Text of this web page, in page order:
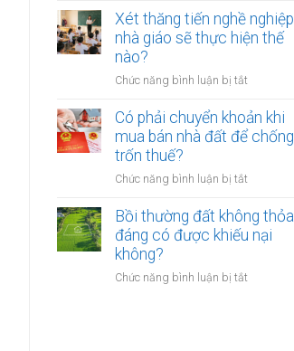
dữ
liệu
khách
hàng
như
sang
tên
Sổ
có
xây
nhà
Xét thăng tiến nghề nghiệp
nhà giáo sẽ thực hiện thế
nào?
Chức năng bình luận bị tắt
thăng
tiến
nhà
sẽ
thực
Có phải chuyển khoản khi
mua bán nhà đất để chống
trốn thuế?
Chức năng bình luận bị tắt
phải
chuyển
khoản
mua
Bồi thường đất không thỏa
đáng có được khiếu nại
không?
Chức năng bình luận bị tắt